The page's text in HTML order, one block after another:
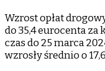
Wzrost opłat
do 35,4 eurocenta za
czas do 25 marca
wzrosły średnio o